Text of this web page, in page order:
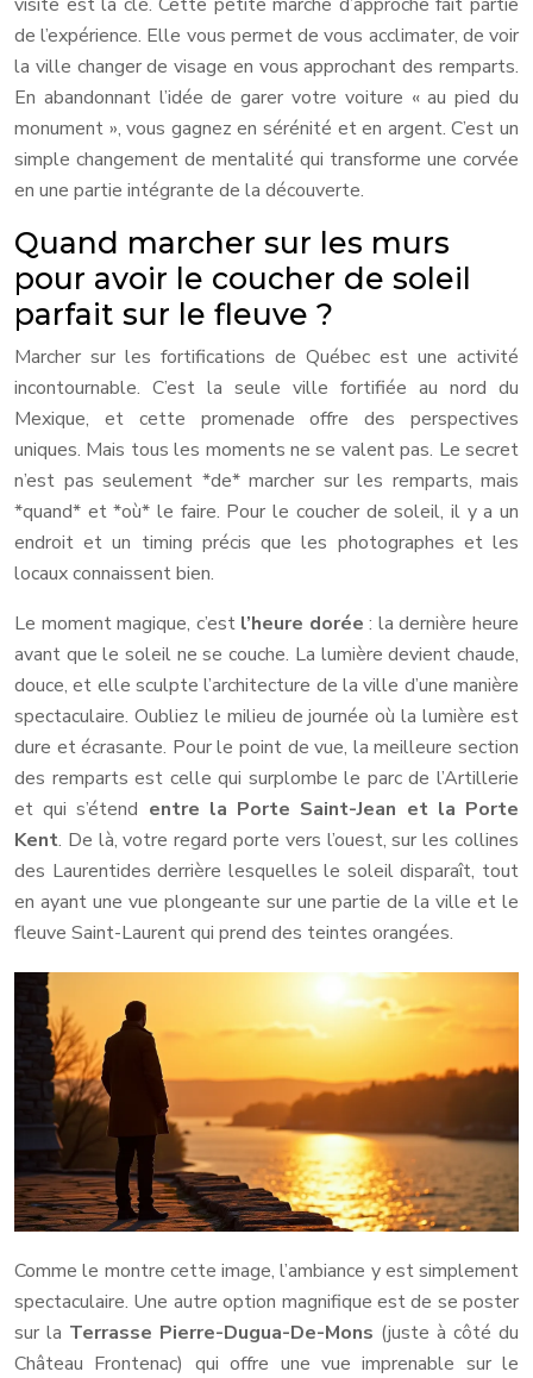
de l’expérience. Elle vous permet de vous acclimater, de voir
la ville changer de visage en vous approchant des remparts.
En abandonnant l’idée de garer votre voiture « au pied du
monument », vous gagnez en sérénité et en argent. C’est un
simple changement de mentalité qui transforme une corvée
en une partie intégrante de la découverte.
Quand marcher sur les murs
pour avoir le coucher de soleil
parfait sur le fleuve ?
Marcher sur les fortifications de Québec est une activité
incontournable. C’est la seule ville fortifiée au nord du
Mexique, et cette promenade offre des perspectives
uniques. Mais tous les moments ne se valent pas. Le secret
n’est pas seulement *de* marcher sur les remparts, mais
*quand* et *où* le faire. Pour le coucher de soleil, il y a un
endroit et un timing précis que les photographes et les
locaux connaissent bien.
Le moment magique, c’est l’heure dorée : la dernière heure
avant que le soleil ne se couche. La lumière devient chaude,
douce, et elle sculpte l’architecture de la ville d’une manière
spectaculaire. Oubliez le milieu de journée où la lumière est
dure et écrasante. Pour le point de vue, la meilleure section
des remparts est celle qui surplombe le parc de l’Artillerie
et qui s’étend entre la Porte Saint-Jean et la Porte
Kent. De là, votre regard porte vers l’ouest, sur les collines
des Laurentides derrière lesquelles le soleil disparaît, tout
en ayant une vue plongeante sur une partie de la ville et le
fleuve Saint-Laurent qui prend des teintes orangées.
Comme le montre cette image, l’ambiance y est simplement
spectaculaire. Une autre option magnifique est de se poster
sur la Terrasse Pierre-Dugua-De-Mons (juste à côté du
Château Frontenac) qui offre une vue imprenable sur le